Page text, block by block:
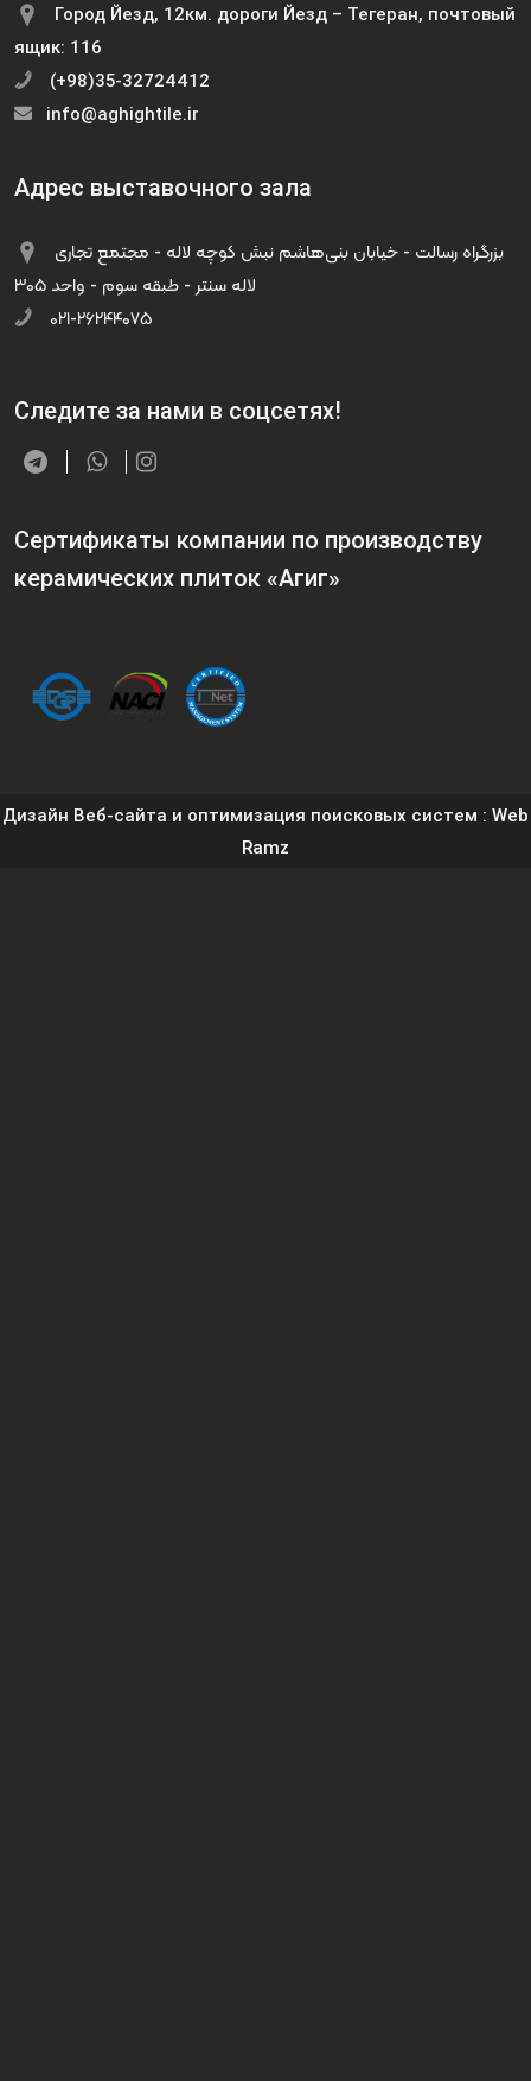
Город Йезд, 12км. дороги Йезд – Тегеран, почтовый
ящик: 116
(+98)35-32724412
info@aghightile.ir
Адрес выставочного зала
لاله سنتر - طبقه سوم - واحد ۳۰۵
۰۲۱-۲۶۲۴۴۰۷۵
Следите за нами в соцсетях!
Сертификаты компании по производству
керамических плиток «Агиг»
Дизайн Веб-сайта и оптимизация поисковых систем : Web
Ramz